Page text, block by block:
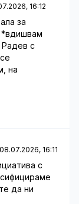
16:12
за
*вдишвам
Радев с
на
08.07.2026, 16:11
с
да ни